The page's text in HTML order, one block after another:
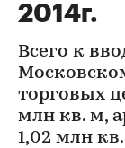
2014г.
Всего к
торговых
млн кв. м,
1,02 млн